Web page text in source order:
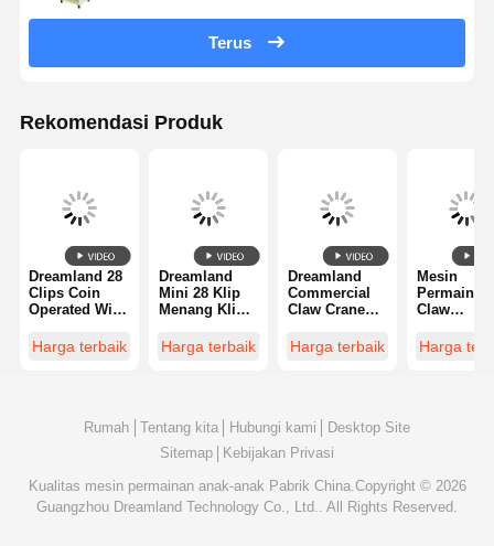
Mesin Game Pengembalian Tiket
mesin permainan pencetak koin
Motor Game Simulator
Simulator VR 360
Penembak Arkade VR
Bioskop VR
VR Car Racing Simulator
Terus
Rekomendasi Produk
Dreamland 28
Clips Coin
Operated Win
Mini Prize Gift
Vending
arcade ritel
Harga terbaik
Dreamland
Mini 28 Klip
Menang Klip
Otomatis Koin
Hadiah
Harga terbaik
Dreamland
Commercial
Claw Crane
Kekuatan
Claw Claw
ROI Mal &
Harga terbaik
Mesin
Permainan
Claw
220V Mesin
Penangkap
Harga
Rumah Tentang kita Hubungi kami
Desktop Site
Sitemap
Kebijakan Privasi
Kualitas mesin permainan anak-anak Pabrik China.Copyright © 2026
Guangzhou Dreamland Technology Co., Ltd.. All Rights Reserved.